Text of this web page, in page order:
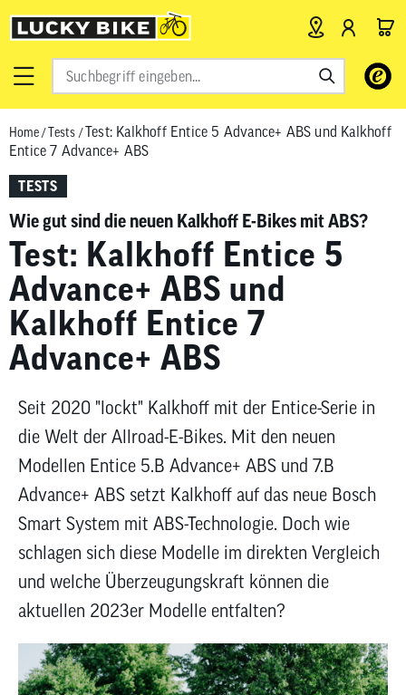
Verwende
Pfeile
nach
um
zum
gelangen.
Benutzer
von
Home/Tests /Test: Kalkhoff Entice 5 Advance+ ABS und Kalkhoff
Entice 7 Advance+ ABS
TESTS
Wie gut sind die neuen Kalkhoff E-Bikes mit ABS?
Test: Kalkhoff Entice 5
Advance+ ABS und
Kalkhoff Entice 7
Advance+ ABS
Seit 2020 "lockt" Kalkhoff mit der Entice-Serie in
die Welt der Allroad-E-Bikes. Mit den neuen
Modellen Entice 5.B Advance+ ABS und 7.B
Advance+ ABS setzt Kalkhoff auf das neue Bosch
Smart System mit ABS-Technologie. Doch wie
schlagen sich diese Modelle im direkten Vergleich
und welche Überzeugungskraft können die
aktuellen 2023er Modelle entfalten?